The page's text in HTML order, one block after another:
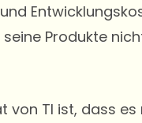
Produkte
TI ist, dass